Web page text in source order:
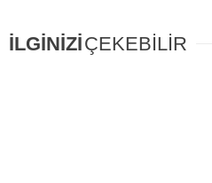
İLGİNİZİÇEKEBİLİR